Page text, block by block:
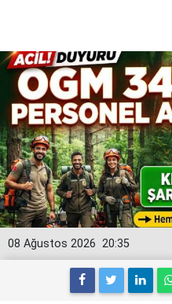
20:35
08 Ağustos 2026